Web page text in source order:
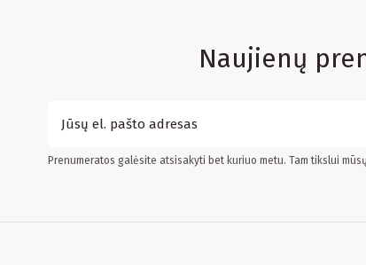
Naujienų
Prenumeratos galėsite atsisakyti bet kuriuo metu. Tam tikslui